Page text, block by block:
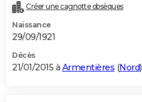
Créer une cagnotte obsèques
Naissance
29/09/1921
Décès
21/01/2015 à Armentières (Nord)